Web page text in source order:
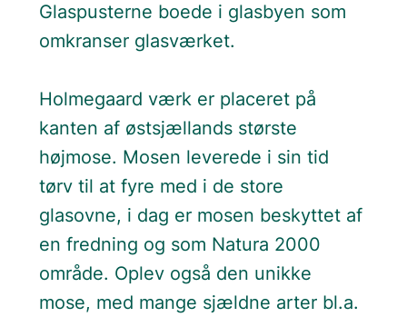
Glaspusterne boede i glasbyen som
omkranser glasværket.
Holmegaard værk er placeret på
kanten af østsjællands største
højmose. Mosen leverede i sin tid
tørv til at fyre med i de store
glasovne, i dag er mosen beskyttet af
en fredning og som Natura 2000
område. Oplev også den unikke
mose, med mange sjældne arter bl.a.